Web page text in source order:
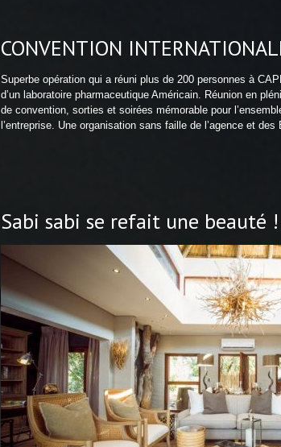
CONVENTION
Superbe opération qui a réuni plus de 200 personnes à
d’un laboratoire pharmaceutique Américain. Réunion en
de convention, sorties et soirées mémorable pour
l’entreprise. Une organisation sans faille de l’agence et
Sabi sabi se refait une beauté !